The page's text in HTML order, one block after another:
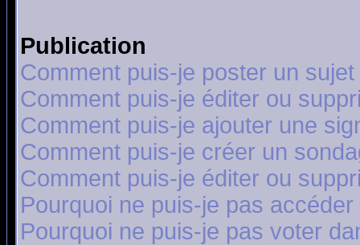
Publication
Comment puis-je poster un
Comment puis-je éditer ou
Comment puis-je ajouter une
Comment puis-je créer un
Comment puis-je éditer ou
Pourquoi ne puis-je pas
Pourquoi ne puis-je pas voter